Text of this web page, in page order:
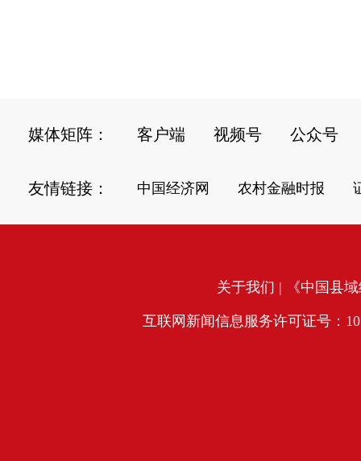
媒体矩阵： 客户端 视频号 公众号
友情链接： 中国经济网 农村金融时报
关于我们 | 《中国县
互联网新闻信息服务许可证号：